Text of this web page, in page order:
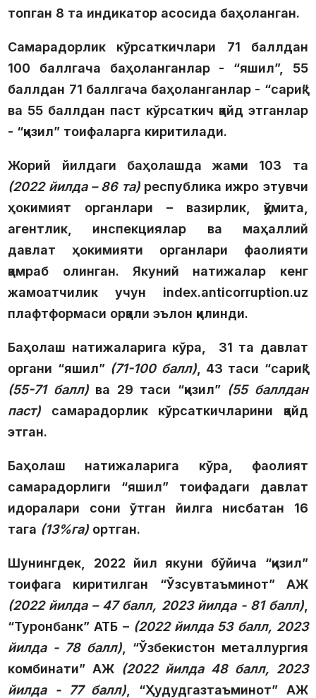
топган 8 та индикатор асосида баҳоланган.
Самарадорлик кўрсаткичлари 71 баллдан
100 баллгача баҳоланганлар - “яшил”, 55
баллдан 71 баллгача баҳоланганлар - “сариқ”
ва 55 баллдан паст кўрсаткич қайд этганлар
- “қизил” тоифаларга киритилади.
Жорий йилдаги баҳолашда жами 103 та
(2022 йилда – 86 та)республика ижро этувчи
ҳокимият органлари – вазирлик, қўмита,
агентлик, инспекциялар ва маҳаллий
давлат ҳокимияти органлари фаолияти
қамраб олинган. Якуний натижалар кенг
жамоатчилик учун index.anticorruption.uz
плафтформаси орқали эълон қилинди.
Баҳолаш натижаларига кўра, 31 та давлат
органи “яшил” (71-100 балл), 43 таси “сариқ”
(55-71 балл)ва 29 таси “қизил” (55 баллдан
паст) самарадорлик кўрсаткичларини қайд
этган.
Баҳолаш натижаларига кўра, фаолият
самарадорлиги “яшил” тоифадаги давлат
идоралари сони ўтган йилга нисбатан 16
тага (13%га) ортган.
Шунингдек, 2022 йил якуни бўйича “қизил”
тоифага киритилган “Ўзсувтаъминот” АЖ
(2022 йилда – 47 балл, 2023 йилда - 81 балл),
“Туронбанк” АТБ – (2022 йилда 53 балл, 2023
йилда - 78 балл), “Ўзбекистон металлургия
комбинати” АЖ (2022 йилда 48 балл, 2023
йилда -
77 балл) , “Ҳудудгазтаъминот” АЖ